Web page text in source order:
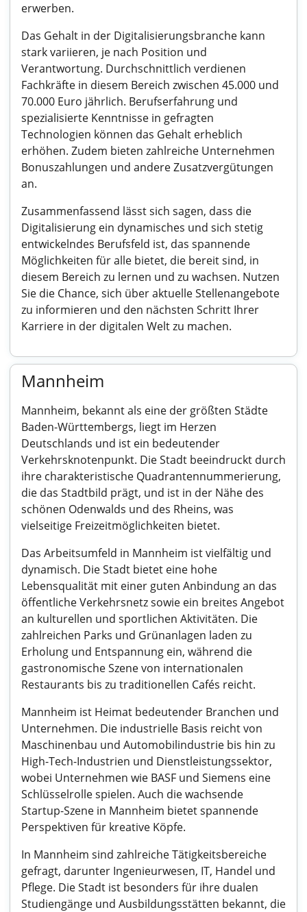
erwerben.
Das Gehalt in der Digitalisierungsbranche kann
stark variieren, je nach Position und
Verantwortung. Durchschnittlich verdienen
Fachkräfte in diesem Bereich zwischen 45.000 und
70.000 Euro jährlich. Berufserfahrung und
spezialisierte Kenntnisse in gefragten
Technologien können das Gehalt erheblich
erhöhen. Zudem bieten zahlreiche Unternehmen
Bonuszahlungen und andere Zusatzvergütungen
an.
Zusammenfassend lässt sich sagen, dass die
Digitalisierung ein dynamisches und sich stetig
entwickelndes Berufsfeld ist, das spannende
Möglichkeiten für alle bietet, die bereit sind, in
diesem Bereich zu lernen und zu wachsen. Nutzen
Sie die Chance, sich über aktuelle Stellenangebote
zu informieren und den nächsten Schritt Ihrer
Karriere in der digitalen Welt zu machen.
Mannheim
Mannheim, bekannt als eine der größten Städte
Baden-Württembergs, liegt im Herzen
Deutschlands und ist ein bedeutender
Verkehrsknotenpunkt. Die Stadt beeindruckt durch
ihre charakteristische Quadrantennummerierung,
die das Stadtbild prägt, und ist in der Nähe des
schönen Odenwalds und des Rheins, was
vielseitige Freizeitmöglichkeiten bietet.
Das Arbeitsumfeld in Mannheim ist vielfältig und
dynamisch. Die Stadt bietet eine hohe
Lebensqualität mit einer guten Anbindung an das
öffentliche Verkehrsnetz sowie ein breites Angebot
an kulturellen und sportlichen Aktivitäten. Die
zahlreichen Parks und Grünanlagen laden zu
Erholung und Entspannung ein, während die
gastronomische Szene von internationalen
Restaurants bis zu traditionellen Cafés reicht.
Mannheim ist Heimat bedeutender Branchen und
Unternehmen. Die industrielle Basis reicht von
Maschinenbau und Automobilindustrie bis hin zu
High-Tech-Industrien und Dienstleistungssektor,
wobei Unternehmen wie BASF und Siemens eine
Schlüsselrolle spielen. Auch die wachsende
Startup-Szene in Mannheim bietet spannende
Perspektiven für kreative Köpfe.
In Mannheim sind zahlreiche Tätigkeitsbereiche
gefragt, darunter Ingenieurwesen, IT, Handel und
Pflege. Die Stadt ist besonders für ihre dualen
Studiengänge und Ausbildungsstätten bekannt, die